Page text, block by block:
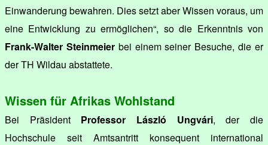
Einwanderung bewahren. Dies setzt aber Wissen voraus, um
eine Entwicklung zu ermöglichen“, so die Erkenntnis von
Frank-Walter Steinmeierbei einem seiner Besuche, die er
der TH Wildau abstattete.
Wissen für Afrikas Wohlstand
Bei Präsident Professor László Ungvári, der die
Hochschule seit Amtsantritt konsequent international